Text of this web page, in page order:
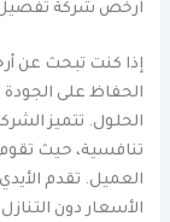
ارخص شركة تفصيل
إذا كنت تبحث عن
الحفاظ على الجودة
الحلول. تتميز
تنافسية، حيث
العميل. تقدم
الأسعار دون